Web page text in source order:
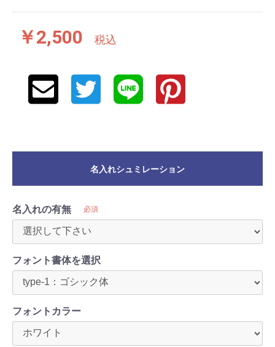
￥2,500 税込
名入れシュミレーション
名入れの有無 必須
フォント書体を選択
フォントカラー